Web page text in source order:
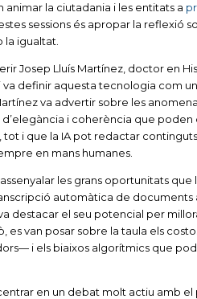
animar la ciutadania i les entitats a
sessions és apropar la reflexió
la igualtat.
Josep Lluís Martínez, doctor en
va definir aquesta tecnologia com
va advertir sobre les
i coherència que poden
i que la IA pot redactar
en mans humanes.
les grans oportunitats
automàtica de
destacar el seu potencial per
es van posar sobre la taula els
i els biaixos algorítmics que
en un debat molt actiu amb